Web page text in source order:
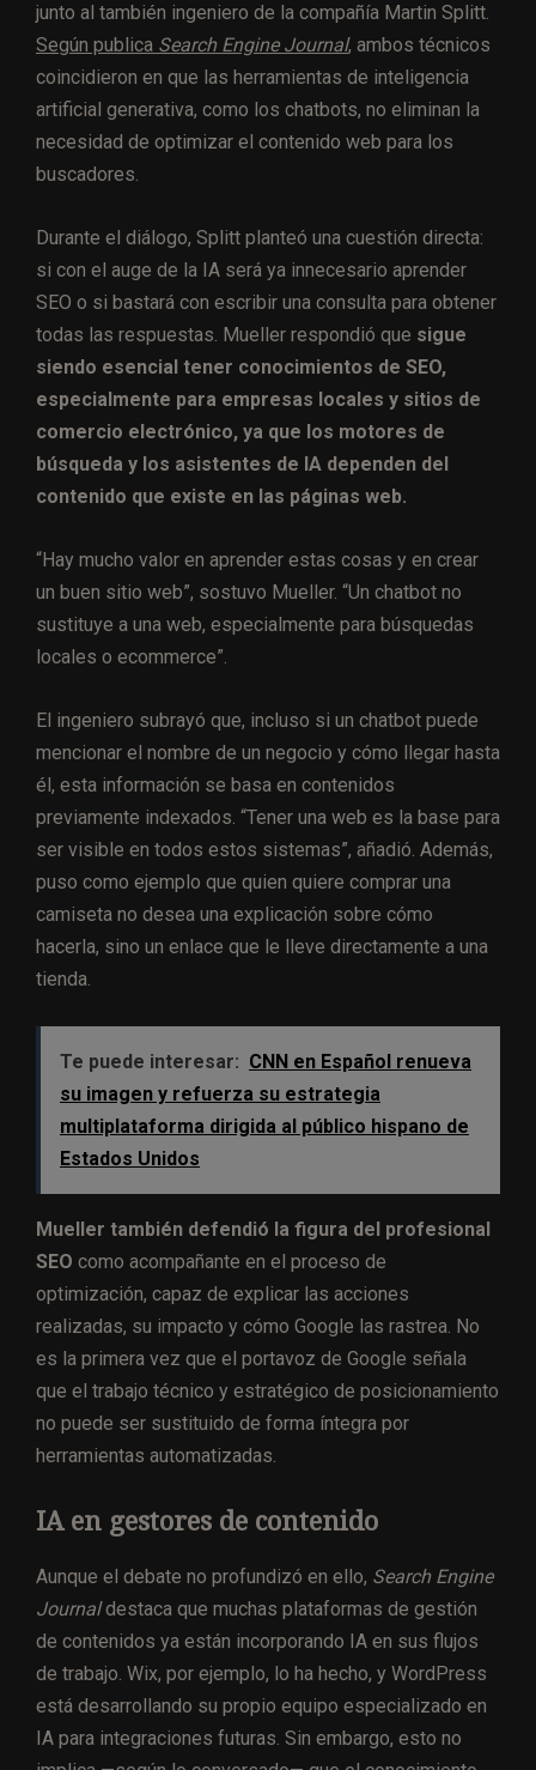
junto al también ingeniero de la compañía Martin Splitt.
Según publica Search Engine Journal, ambos técnicos
coincidieron en que las herramientas de inteligencia
artificial generativa, como los chatbots, no eliminan la
necesidad de optimizar el contenido web para los
buscadores.
Durante el diálogo, Splitt planteó una cuestión directa:
si con el auge de la IA será ya innecesario aprender
SEO o si bastará con escribir una consulta para obtener
todas las respuestas. Mueller respondió que sigue
siendo esencial tener conocimientos de SEO,
especialmente para empresas locales y sitios de
comercio electrónico, ya que los motores de
búsqueda y los asistentes de IA dependen del
contenido que existe en las páginas web.
“Hay mucho valor en aprender estas cosas y en crear
un buen sitio web”, sostuvo Mueller. “Un chatbot no
sustituye a una web, especialmente para búsquedas
locales o ecommerce”.
El ingeniero subrayó que, incluso si un chatbot puede
mencionar el nombre de un negocio y cómo llegar hasta
él, esta información se basa en contenidos
previamente indexados. “Tener una web es la base para
ser visible en todos estos sistemas”, añadió. Además,
puso como ejemplo que quien quiere comprar una
camiseta no desea una explicación sobre cómo
hacerla, sino un enlace que le lleve directamente a una
tienda.
Te puede interesar: CNN en Español renueva
su imagen y refuerza su estrategia
multiplataforma dirigida al público hispano de
Estados Unidos
Mueller también defendió la figura del profesional
SEO como acompañante en el proceso de
optimización, capaz de explicar las acciones
realizadas, su impacto y cómo Google las rastrea. No
es la primera vez que el portavoz de Google señala
que el trabajo técnico y estratégico de posicionamiento
no puede ser sustituido de forma íntegra por
herramientas automatizadas.
IA en gestores de contenido
Aunque el debate no profundizó en ello, Search Engine
Journaldestaca que muchas plataformas de gestión
de contenidos ya están incorporando IA en sus flujos
de trabajo. Wix, por ejemplo, lo ha hecho, y WordPress
está desarrollando su propio equipo especializado en
IA para integraciones futuras. Sin embargo, esto no